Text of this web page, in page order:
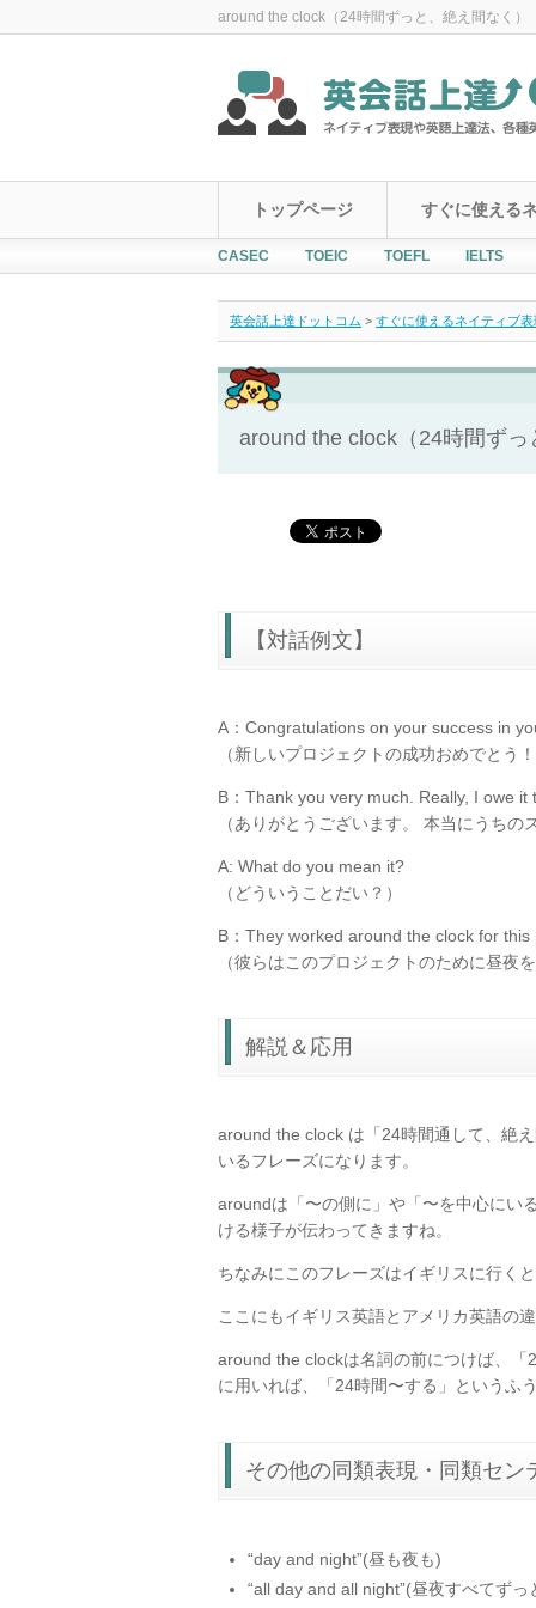
around the clock（24時間ずっと、絶え間なく）
トップページ すぐに使える
CASEC TOEIC TOEFL IELTS
英会話上達ドットコム > すぐに使えるネイティブ
around the clock（24時間ずっ
【対話例文】
A：Congratulations on your success in
（新しいプロジェクトの成功おめでとう！
B：Thank you very much. Really, I owe it
（ありがとうございます。 本当にうちの
A: What do you mean it?
（どういうことだい？）
B：They worked around the clock for this
（彼らはこのプロジェクトのために昼夜
解説＆応用
around the clock は「24時間通して、絶
いるフレーズになります。
aroundは「〜の側に」や「〜を中心にい
ける様子が伝わってきますね。
ちなみにこのフレーズはイギリスに行く
ここにもイギリス英語とアメリカ英語の違
around the clockは名詞の前につけば、
に用いれば、「24時間〜する」というふ
その他の同類表現・同類セン
“day and night”(昼も夜も)
“all day and all night”(昼夜すべてずっ